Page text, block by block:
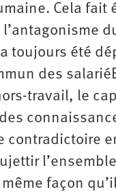
Cela
toujours été
des
travail, le
contradictoire
façon